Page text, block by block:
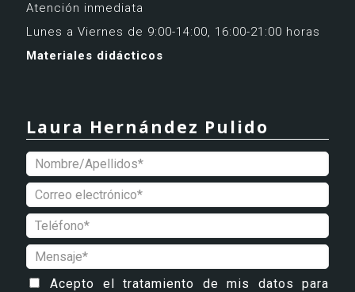
Atención inmediata
Lunes a Viernes de 9:00-14:00, 16:00-21:00 horas
Materiales didácticos
Laura Hernández Pulido
Acepto el tratamiento de mis datos para